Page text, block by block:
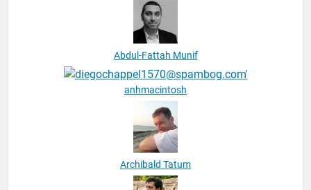
Abdul-Fattah Munif
anhmacintosh
Archibald Tatum